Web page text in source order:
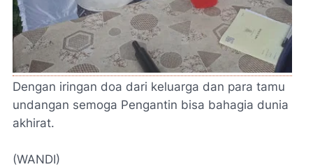
Dengan iringan doa dari keluarga dan para tamu
undangan semoga Pengantin bisa bahagia dunia
akhirat.
(WANDI)